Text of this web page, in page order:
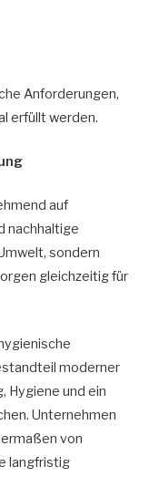
Anforderungen,
erfüllt werden.
auf
nachhaltige
sondern
gleichzeitig für
moderner
Hygiene und ein
Unternehmen
von
langfristig